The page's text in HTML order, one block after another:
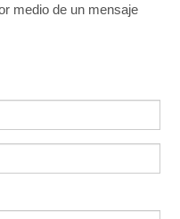
medio de un mensaje